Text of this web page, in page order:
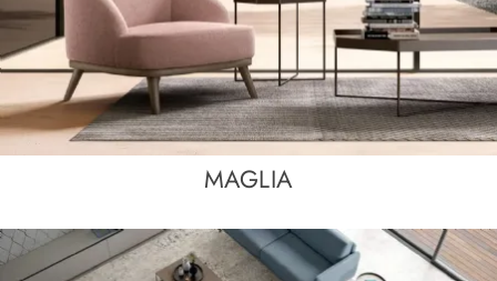
MAGLIA